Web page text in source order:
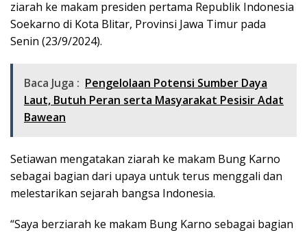
ziarah ke makam presiden pertama Republik Indonesia
Soekarno di Kota Blitar, Provinsi Jawa Timur pada
Senin (23/9/2024).
Baca Juga : Pengelolaan Potensi Sumber Daya
Laut, Butuh Peran serta Masyarakat Pesisir Adat
Bawean
Setiawan mengatakan ziarah ke makam Bung Karno
sebagai bagian dari upaya untuk terus menggali dan
melestarikan sejarah bangsa Indonesia.
“Saya berziarah ke makam Bung Karno sebagai bagian